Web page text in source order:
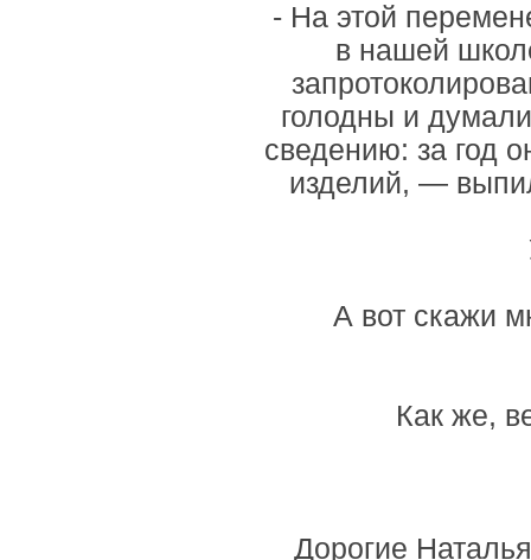
- На этой
в нашей
голодны и
сведению: за год
изделий, —
А вот скажи
Как же,
Дорогие